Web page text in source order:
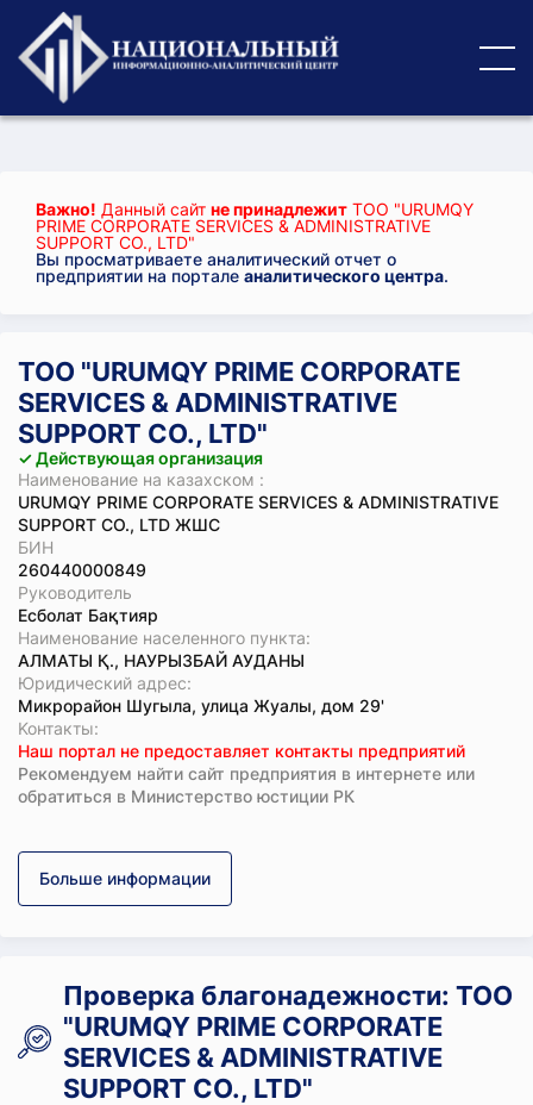
Важно! Данный сайт не принадлежит ТОО "URUMQY
PRIME CORPORATE SERVICES & ADMINISTRATIVE
SUPPORT CO., LTD"
Вы просматриваете аналитический отчет о
предприятии на портале аналитического центра.
ТОО "URUMQY PRIME CORPORATE
SERVICES & ADMINISTRATIVE
SUPPORT CO., LTD"
✓ Действующая организация
Наименование на казахском :
URUMQY PRIME CORPORATE SERVICES & ADMINISTRATIVE
SUPPORT CO., LTD ЖШС
БИН
260440000849
Руководитель
Есболат Бақтияр
Наименование населенного пункта:
АЛМАТЫ Қ., НАУРЫЗБАЙ АУДАНЫ
Юридический адрес:
Микрорайон Шугыла, улица Жуалы, дом 29'
Koнтaкты:
Наш портал не предоставляет контакты предприятий
Рекомендуем найти сайт предприятия в интернете или
обратиться в Министерство юстиции РК
Больше информации
Проверка благонадежности: ТОО
"URUMQY PRIME CORPORATE
SERVICES & ADMINISTRATIVE
SUPPORT CO., LTD"